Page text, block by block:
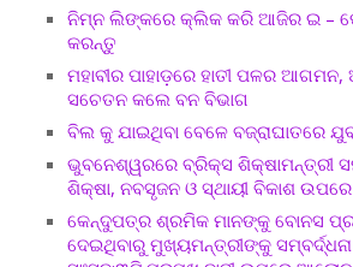
ନିମ୍ନ ଲିଙ୍କରେ କ୍ଲିକ କରି ଆଜିର ଇ –
କରନ୍ତୁ
ମହାବୀର ପାହାଡ଼ରେ ହାତୀ ପଳର
ସଚେତନ କଲେ ବନ ବିଭାଗ
ବିଲ କୁ ଯାଇଥିବା ବେଳେ ବଜ୍ରାଘାତରେ
ଭୁବନେଶ୍ୱରରେ ବ୍ରିକ୍ସ ଶିକ୍ଷାମନ୍ତ୍ରୀ
ଶିକ୍ଷା, ନବସୃଜନ ଓ ସ୍ଥାୟୀ ବିକାଶ
କେନ୍ଦୁପତ୍ର ଶ୍ରମିକ ମାନଙ୍କୁ ବୋନସ
ଦେଇଥିବାରୁ ମୁଖ୍ୟମନ୍ତ୍ରୀଙ୍କୁ